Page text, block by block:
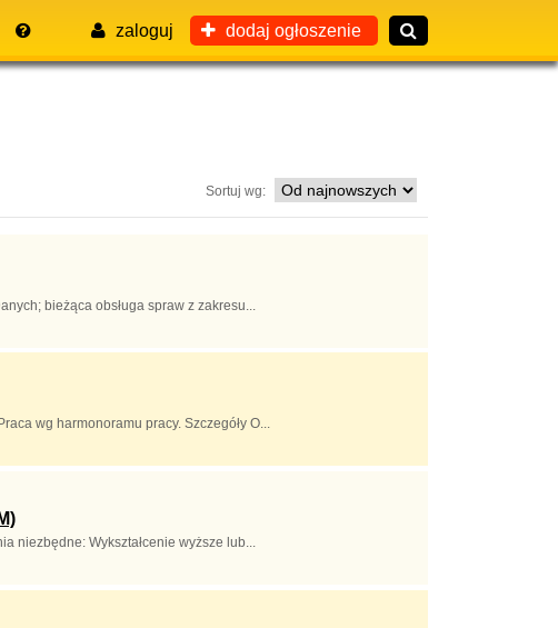
zaloguj dodaj ogłoszenie
Sortuj wg:
bieżąca obsługa spraw z zakresu...
wg harmonoramu pracy. Szczegóły O...
niezbędne: Wykształcenie wyższe lub...